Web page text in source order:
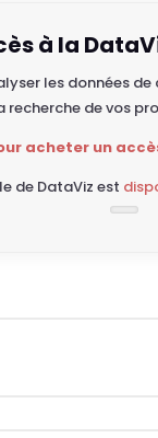
à la
les données
recherche de vos
acheter un
de DataViz est